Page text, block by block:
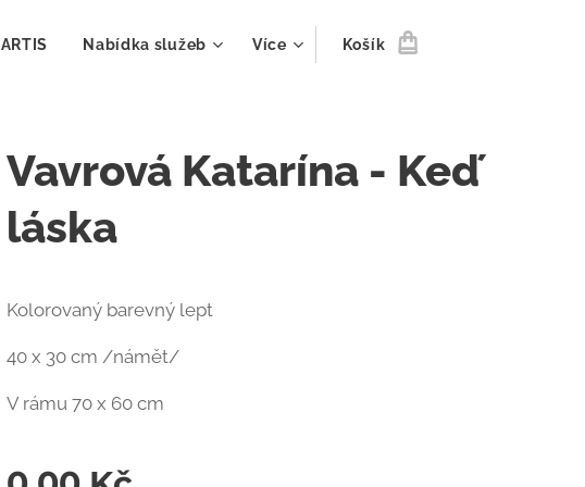
ARTIS Nabídka služeb Více Košík
Vavrová Katarína - Keď
láska
Kolorovaný barevný lept
40 x 30 cm /námět/
V rámu 70 x 60 cm